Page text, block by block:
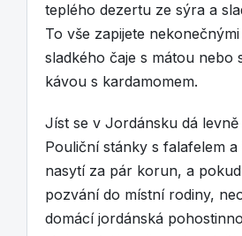
teplého dezertu ze sýra a
To vše zapijete
sladkého čaje s mátou nebo
kávou s kardamomem.
Jíst se v Jordánsku dá levně
Pouliční stánky s falafelem
nasytí za pár korun, a
pozvání do místní rodiny,
domácí jordánská